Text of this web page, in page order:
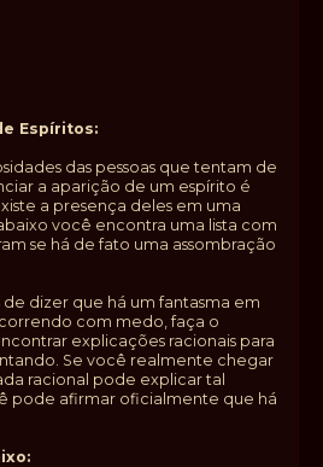
Espíritos:
das pessoas que tentam de
a aparição de um espírito é
a presença deles em uma
você encontra uma lista com
se há de fato uma assombração
dizer que há um fantasma em
com medo, faça o
explicações racionais para
Se você realmente chegar
racional pode explicar tal
pode afirmar oficialmente que há